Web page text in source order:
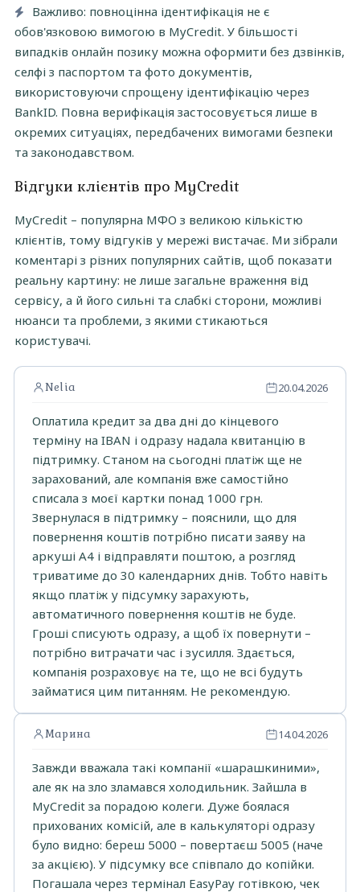
Важливо: повноцінна ідентифікація не є
обов'язковою вимогою в MyCredit. У більшості
випадків онлайн позику можна оформити без дзвінків,
селфі з паспортом та фото документів,
використовуючи спрощену ідентифікацію через
BankID. Повна верифікація застосовується лише в
окремих ситуаціях, передбачених вимогами безпеки
та законодавством.
Відгуки клієнтів про MyCredit
MyCredit – популярна МФО з великою кількістю
клієнтів, тому відгуків у мережі вистачає. Ми зібрали
коментарі з різних популярних сайтів, щоб показати
реальну картину: не лише загальне враження від
сервісу, а й його сильні та слабкі сторони, можливі
нюанси та проблеми, з якими стикаються
користувачі.
Nelia 20.04.2026
Оплатила кредит за два дні до кінцевого
терміну на IBAN і одразу надала квитанцію в
підтримку. Станом на сьогодні платіж ще не
зарахований, але компанія вже самостійно
списала з моєї картки понад 1000 грн.
Звернулася в підтримку – пояснили, що для
повернення коштів потрібно писати заяву на
аркуші А4 і відправляти поштою, а розгляд
триватиме до 30 календарних днів. Тобто навіть
якщо платіж у підсумку зарахують,
автоматичного повернення коштів не буде.
Гроші списують одразу, а щоб їх повернути –
потрібно витрачати час і зусилля. Здається,
компанія розраховує на те, що не всі будуть
займатися цим питанням. Не рекомендую.
Марина 14.04.2026
Завжди вважала такі компанії «шарашкиними»,
але як на зло зламався холодильник. Зайшла в
MyCredit за порадою колеги. Дуже боялася
прихованих комісій, але в калькуляторі одразу
було видно: береш 5000 – повертаєш 5005 (наче
за акцією). У підсумку все співпало до копійки.
Погашала через термінал EasyPay готівкою, чек